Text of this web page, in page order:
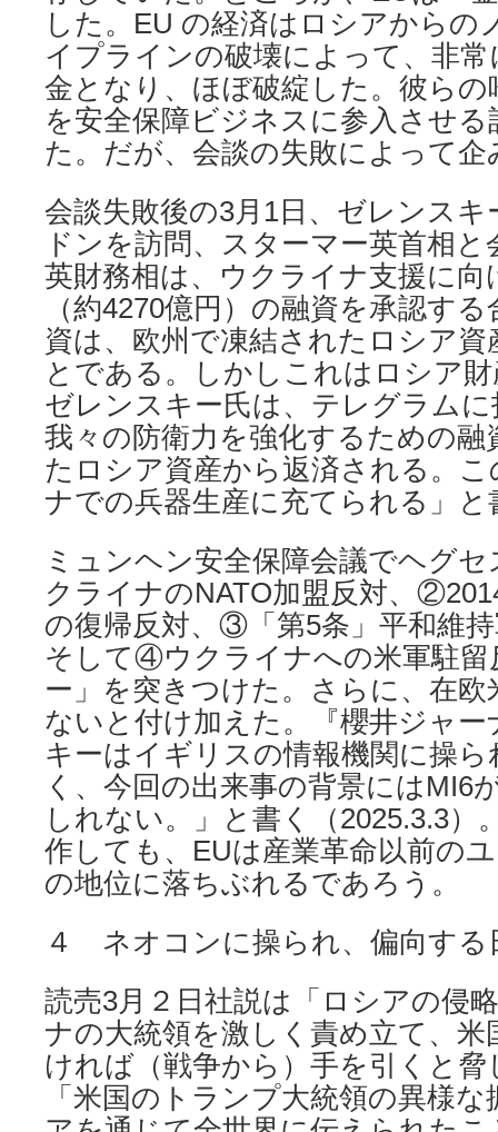
した。EU の経済はロシアからの
イプラインの破壊によって、非
金となり、ほぼ破綻した。彼らの
を安全保障ビジネスに参入させ
た。だが、会談の失敗によって
会談失敗後の3月1日、ゼレンス
ドンを訪問、スターマー英首相
英財務相は、ウクライナ支援に向
（約4270億円）の融資を承認す
資は、欧州で凍結されたロシア
とである。しかしこれはロシア
ゼレンスキー氏は、テレグラム
我々の防衛力を強化するための
たロシア資産から返済される。
ナでの兵器生産に充てられる」と
ミュンヘン安全保障会議でヘグ
クライナのNATO加盟反対、
の復帰反対、③「第5条」平和維
そして④ウクライナへの米軍駐留
ー」を突きつけた。さらに、在
ないと付け加えた。『櫻井ジャ
キーはイギリスの情報機関に操
く、今回の出来事の背景にはMI6
しれない。」と書く（2025.3.3）
作しても、EUは産業革命以前の
の地位に落ちぶれるであろう。
４ ネオコンに操られ、偏向する
読売3月２⽇社説は「ロシアの侵
ナの⼤統領を激しく責め⽴て、
ければ（戦争から）⼿を引くと
「⽶国のトランプ⼤統領の異様